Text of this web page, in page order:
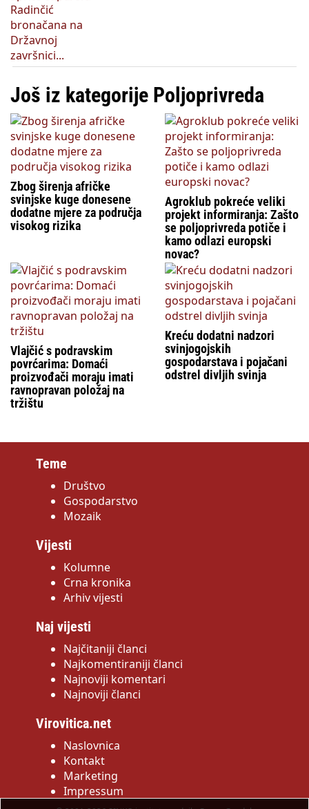
Još iz kategorije Poljoprivreda
Zbog širenja afričke
svinjske kuge donesene
dodatne mjere za područja
visokog rizika
Agroklub pokreće veliki
projekt informiranja: Zašto
se poljoprivreda potiče i
kamo odlazi europski
novac?
Vlajčić s podravskim
povrćarima: Domaći
proizvođači moraju imati
ravnopravan položaj na
tržištu
Kreću dodatni nadzori
svinjogojskih
gospodarstava i pojačani
odstrel divljih svinja
Teme
Društvo
Gospodarstvo
Mozaik
Vijesti
Kolumne
Crna kronika
Arhiv vijesti
Naj vijesti
Najčitaniji članci
Najkomentiraniji članci
Najnoviji komentari
Najnoviji članci
Virovitica.net
Naslovnica
Kontakt
Marketing
Impressum